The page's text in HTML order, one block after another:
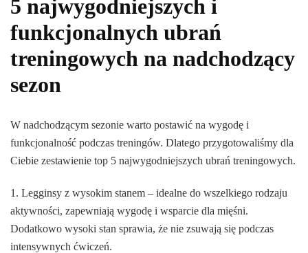
5 najwygodniejszych i
funkcjonalnych ubrań
treningowych na nadchodzący
sezon
W nadchodzącym sezonie warto postawić na wygodę i
funkcjonalność podczas treningów. Dlatego przygotowaliśmy dla
Ciebie zestawienie top 5 najwygodniejszych ubrań treningowych.
1. Legginsy z wysokim stanem – idealne do wszelkiego rodzaju
aktywności, zapewniają wygodę i wsparcie dla mięśni.
Dodatkowo wysoki stan sprawia, że nie zsuwają się podczas
intensywnych ćwiczeń.